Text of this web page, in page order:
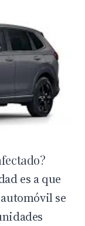
es a que
se